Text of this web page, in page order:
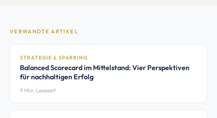
VERWANDTE ARTIKEL
STRATEGIE & SPARRING
Balanced Scorecard im Mittelstand: Vier Perspektiven
für nachhaltigen Erfolg
9 Min. Lesezeit